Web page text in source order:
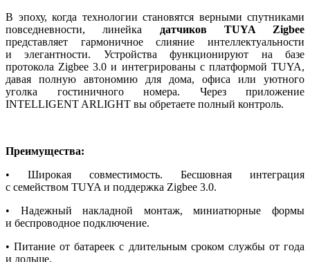
В эпоху, когда технологии становятся верными спутниками
повседневности, линейка датчиков TUYA Zigbee
представляет гармоничное слияние интеллектуальности
и элегантности. Устройства функционируют на базе
протокола Zigbee 3.0 и интегрированы с платформой TUYA,
давая полную автономию для дома, офиса или уютного
уголка гостиничного номера. Через приложение
INTELLIGENT ARLIGHT вы обретаете полный контроль.
Преимущества:
• Широкая совместимость. Бесшовная интеграция
с семейством TUYA и поддержка Zigbee 3.0.
• Надежный накладной монтаж, миниатюрные формы
и беспроводное подключение.
• Питание от батареек с длительным сроком службы от года
и дольше.